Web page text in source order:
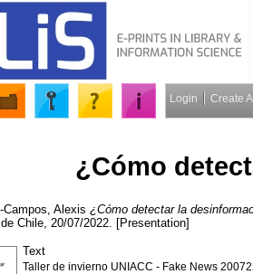
Login Create
¿Cómo
Campos, Alexis ¿Cómo detectar la
Chile, 20/07/2022. [Presentation]
Text
Taller de invierno UNIACC - Fake News